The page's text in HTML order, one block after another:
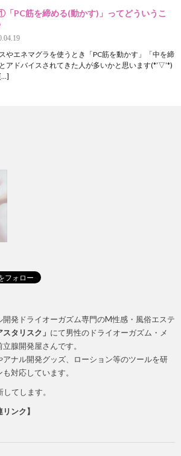
「PC筋を締める(動かす)」ってどういうこ
やエネマグラを使うとき「PC筋を動かす」「中を締
アドバイスされてきた人が多いかと思います(*’▽’*)
発ドライオーガズム専門のM性感・風俗エステ
タリスク」 にて男性のドライオーガズム・メ
腺開発屋さんです。
ナル開発グッズ、ローション等のツールを研
対応しています。
てします。
ンク】